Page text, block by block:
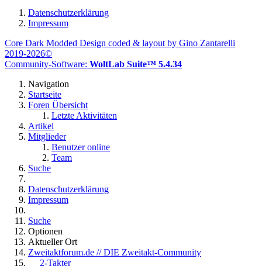
Datenschutzerklärung
Impressum
Core Dark Modded Design coded & layout by Gino Zantarelli
2019-2026©
Community-Software: WoltLab Suite™ 5.4.34
Navigation
Startseite
Foren Übersicht
Letzte Aktivitäten
Artikel
Mitglieder
Benutzer online
Team
Suche
Datenschutzerklärung
Impressum
Suche
Optionen
Aktueller Ort
Zweitaktforum.de // DIE Zweitakt-Community
2-Takter